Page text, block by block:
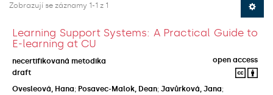
Zobrazují se záznamy 1-1 z 1
Learning Support Systems: A Practical Guide to
E-learning at CU
necertifikovaná metodika
open access
draft
Ovesleová, Hana; Posavec-Malok, Dean; Javůrková, Jana;